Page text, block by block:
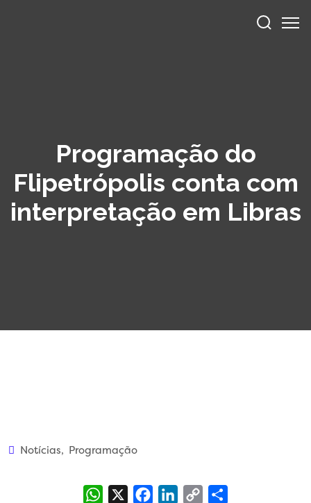
Programação do
Flipetrópolis conta com
interpretação em Libras
Notícias, Programação
WhatsApp FacebookLinkedIn
Copy